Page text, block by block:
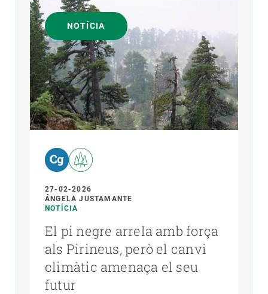
NOTÍCIA
27-02-2026
ÁNGELA JUSTAMANTE
NOTÍCIA
El pi negre arrela amb força
als Pirineus, però el canvi
climàtic amenaça el seu
futur